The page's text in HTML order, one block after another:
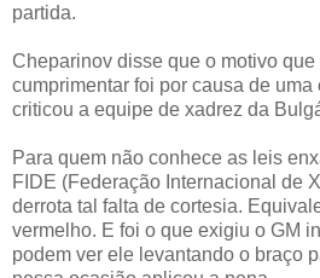
partida.
Cheparinov disse que o motivo
cumprimentar foi por causa de
criticou a equipe de xadrez da
Para quem não conhece as leis
FIDE (Federação Internacional de
derrota tal falta de cortesia.
vermelho. E foi o que exigiu o GM
podem ver ele levantando o braço